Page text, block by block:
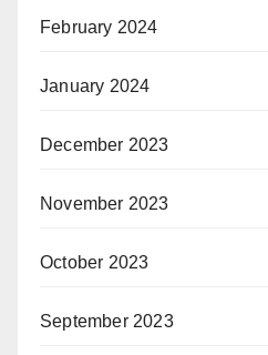
February 2024
January 2024
December 2023
November 2023
October 2023
September 2023